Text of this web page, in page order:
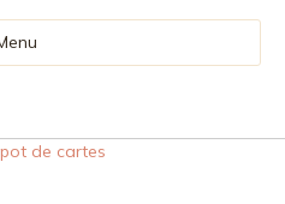
de cartes